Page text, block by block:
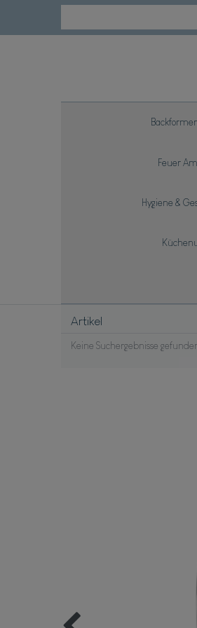
Feuer
Hygiene &
Artikel
Keine Suchergebnisse